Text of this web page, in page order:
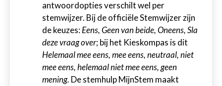
antwoordopties verschilt wel per
stemwijzer. Bij de officiële Stemwijzer zijn
de keuzes:Eens, Geen van beide, Oneens, Sla
deze vraag over; bij het Kieskompas is dit
Helemaal mee eens, mee eens, neutraal, niet
mee eens, helemaal niet mee eens, geen
mening. De stemhulp MijnStem maakt